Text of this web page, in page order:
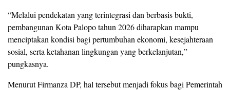
“Melalui pendekatan yang terintegrasi dan berbasis bukti,
pembangunan Kota Palopo tahun 2026 diharapkan mampu
menciptakan kondisi bagi pertumbuhan ekonomi, kesejahteraan
sosial, serta ketahanan lingkungan yang berkelanjutan,”
pungkasnya.
Menurut Firmanza DP, hal tersebut menjadi fokus bagi Pemerintah